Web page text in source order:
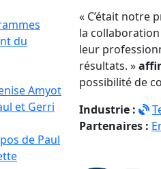
du
Amyot
et Gerri
de Paul
« C’était notre
la
leur
résultats. »
possibilité de
Industrie :
Partenaires :